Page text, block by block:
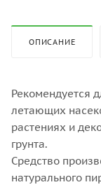
ОПИСАНИЕ
Рекомендуется
летающих
растениях и
грунта.
Средство
натурального